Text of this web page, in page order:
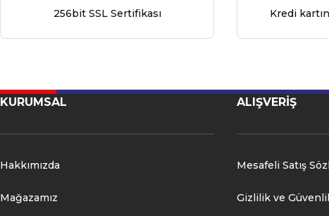
256bit SSL Sertifikası
Kredi
KURUMSAL
Hakkımızda
Mağazamız
ALIŞVERİŞ
Mesafeli Satış
Gizlilik ve